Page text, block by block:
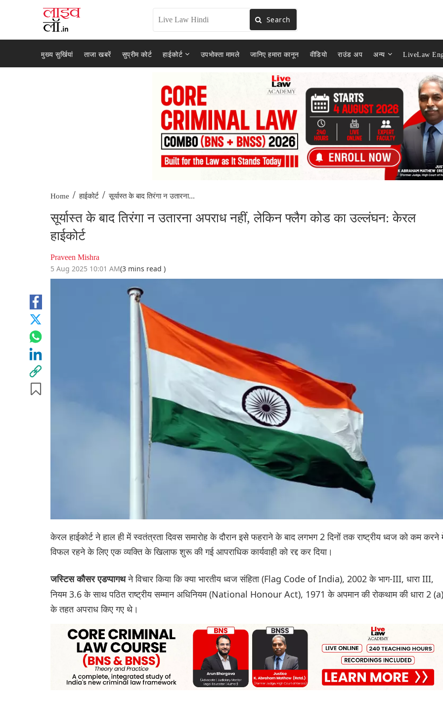
Search
मुख्य सुर्खियां ताजा खबरें सुप्रीम कोर्ट हाईकोर्ट उपभोक्ता मामले जानिए हमारा कानून वीडियो राउंड अप अन्य LiveLaw
Home / हाईकोर्ट / सूर्यास्त के बाद तिरंगा न उतारना...
सूर्यास्त के बाद तिरंगा न उतारना अपराध नहीं, लेकिन फ्लैग कोड का उल्लंघन: केरल
हाईकोर्ट
Praveen Mishra
5 Aug 2025 10:01 AM(3 mins read )
केरल हाईकोर्ट ने हाल ही में स्वतंत्रता दिवस समारोह के दौरान इसे फहराने के बाद लगभग 2 दिनों तक राष्ट्रीय ध्वज को कम करने
विफल रहने के लिए एक व्यक्ति के खिलाफ शुरू की गई आपराधिक कार्यवाही को रद्द कर दिया।
जस्टिस कौसर एडप्पागथने विचार किया कि क्या भारतीय ध्वज संहिता (Flag Code of India), 2002 के भाग-III, धारा III,
नियम 3.6 के साथ पठित राष्ट्रीय सम्मान अधिनियम (National Honour Act), 1971 के अपमान की रोकथाम की धारा 2 (a)
के तहत अपराध किए गए थे।